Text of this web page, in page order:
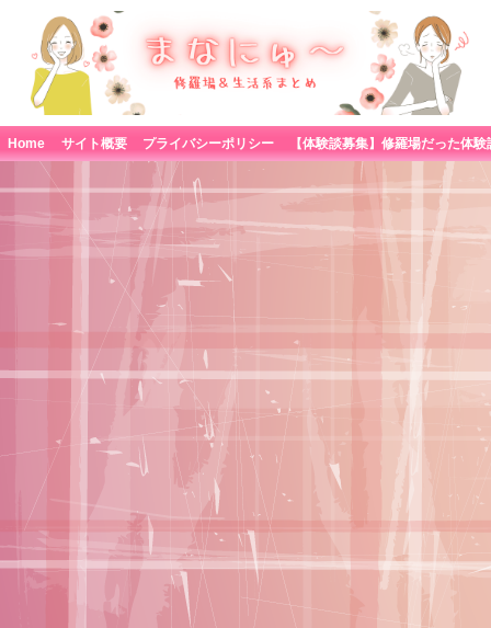
Home サイト概要 プライバシーポリシー